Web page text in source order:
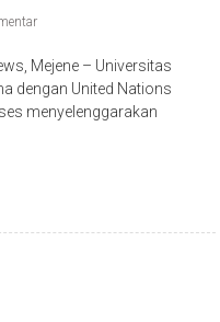
Mejene – Universitas
dengan United Nations
menyelenggarakan